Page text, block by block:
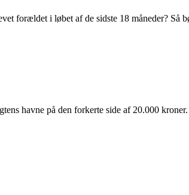
forældet i løbet af de sidste 18 måneder? Så
havne på den forkerte side af 20.000